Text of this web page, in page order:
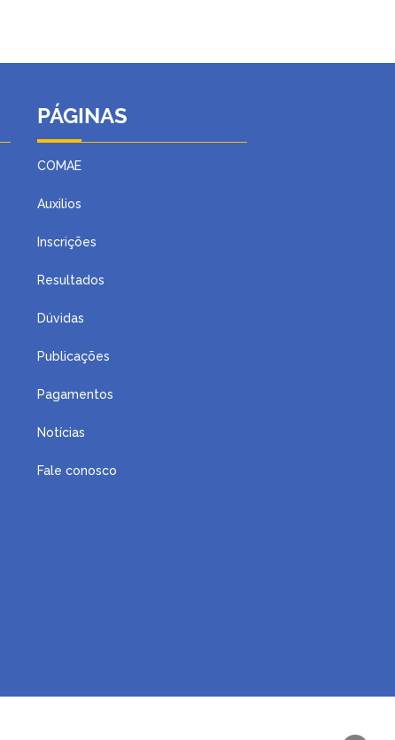
PÁGINAS
COMAE
Auxilios
Inscrições
Resultados
Dúvidas
Publicações
Pagamentos
Notícias
Fale conosco